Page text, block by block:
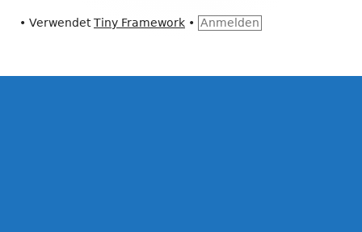
• VerwendetTiny Framework • Anmelden